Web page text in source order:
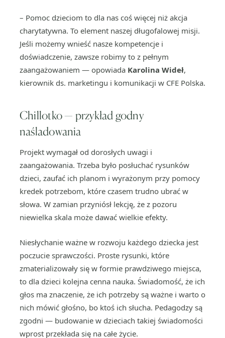
– Pomoc dzieciom to dla nas coś więcej niż akcja
charytatywna. To element naszej długofalowej misji.
Jeśli możemy wnieść nasze kompetencje i
doświadczenie, zawsze robimy to z pełnym
zaangażowaniem — opowiada Karolina Wideł,
kierownik ds. marketingu i komunikacji w CFE Polska.
Chillotko — przykład godny
naśladowania
Projekt wymagał od dorosłych uwagi i
zaangażowania. Trzeba było posłuchać rysunków
dzieci, zaufać ich planom i wyrażonym przy pomocy
kredek potrzebom, które czasem trudno ubrać w
słowa. W zamian przyniósł lekcję, że z pozoru
niewielka skala może dawać wielkie efekty.
Niesłychanie ważne w rozwoju każdego dziecka jest
poczucie sprawczości. Proste rysunki, które
zmaterializowały się w formie prawdziwego miejsca,
to dla dzieci kolejna cenna nauka. Świadomość, że ich
głos ma znaczenie, że ich potrzeby są ważne i warto o
nich mówić głośno, bo ktoś ich słucha. Pedagodzy są
zgodni — budowanie w dzieciach takiej świadomości
wprost przekłada się na całe życie.